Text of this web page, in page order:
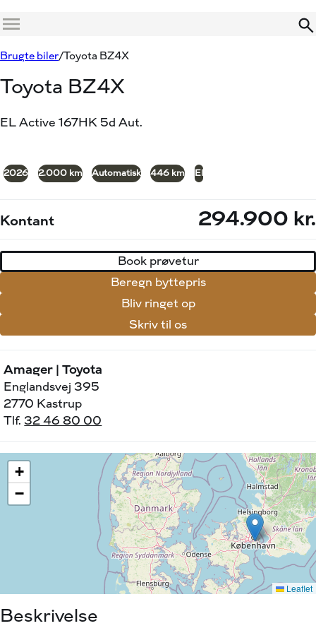
Menu
Brugte biler Toyota BZ4X
Toyota BZ4X
EL Active 167HK 5d Aut.
2026 2.000 km Automatisk 446 km El
Kontant 294.900 kr.
Book prøvetur
Beregn byttepris
Bliv ringet op
Skriv til os
Amager | Toyota
Englandsvej 395
2770 Kastrup
Tlf.32 46 80 00
Beskrivelse